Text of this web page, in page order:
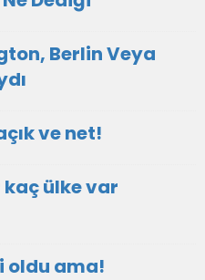
Berlin Veya
ve net!
ülke var
oldu ama!